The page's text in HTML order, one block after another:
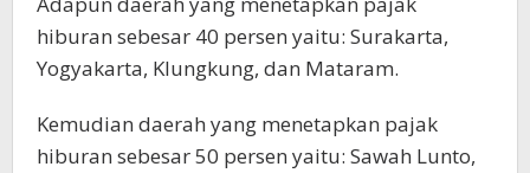
hiburan sebesar 40 persen yaitu: Surakarta,
Yogyakarta, Klungkung, dan Mataram.
Kemudian daerah yang menetapkan pajak
hiburan sebesar 50 persen yaitu: Sawah Lunto,